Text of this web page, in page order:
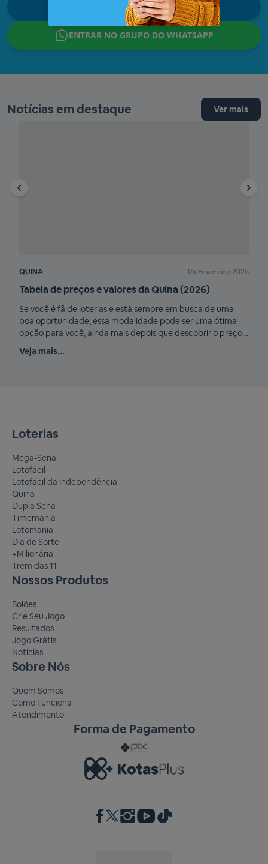
ENTRAR NO GRUPO DO TELEGRAM
ENTRAR NO GRUPO DO WHATSAPP
Notícias em destaque Ver mais
QUINA 05 Fevereiro 2026
Tabela de preços e valores da Quina (2026)
Se você é fã de loterias e está sempre em busca de uma
boa oportunidade, essa modalidade pode ser uma ótima
opção para você, ainda mais depois que descobrir o preço
da Quina. A Quina é uma das loterias mais populares do
Brasil e oferece a chance de ganhar prêmios incríveis todos
Veja mais...
Loterias
Mega-Sena
Lotofácil
Lotofácil da Independência
Quina
Dupla Sena
Timemania
Lotomania
Dia de Sorte
+Milionária
Trem das 11
Nossos Produtos
Bolões
Crie Seu Jogo
Resultados
Jogo Grátis
Notícias
Sobre Nós
Quem Somos
Como Funciona
Atendimento
Forma de Pagamento